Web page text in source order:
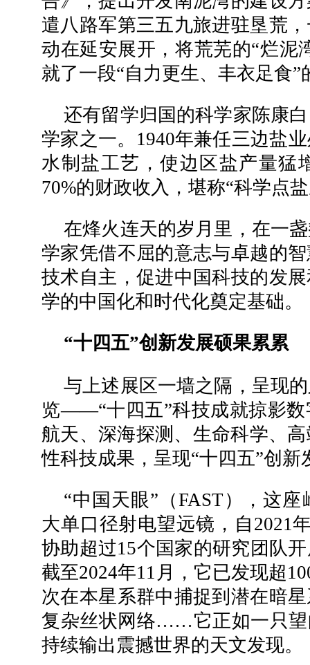
遣八路军第三五九旅进驻垦荒
动在延安展开，将荒芜的“烂泥
就了一段“自力更生、丰衣足食”
还有留学归国的科学家陈康
学家之一。1940年兼任三边盐
水制盐工艺，使边区盐产量猛
70%的财政收入，堪称“科学点
在烽火连天的岁月里，在一
学家凭借不屈的意志与卓越的
技术自主，促进中国科技的发
学的中国化和时代化奠定基础。
“十四五”创新发展硕果累累
与上述展区一墙之隔，呈现
览——“十四五”科技成就掠影数
航天、深海探测、生命科学、
性科技成果，呈现“十四五”创新
“中国天眼”（FAST），这
大单口径射电望远镜，自2021
协助超过15个国家的研究团队
截至2024年11月，它已发现超
次在本星系群中捕捉到潜在暗
复杂丝状网络……它正如一只望
持续输出震撼世界的天文发现。